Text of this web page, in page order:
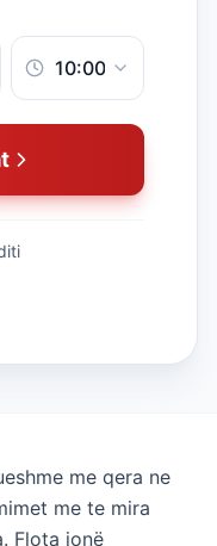
me qera ne
me te mira
Flota jonë